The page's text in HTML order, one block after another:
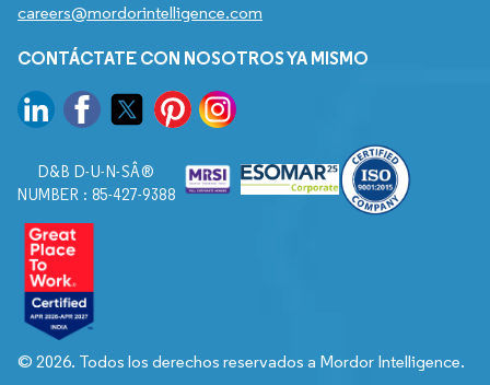
careers@mordorintelligence.com
CONTÁCTATE CON NOSOTROS YA MISMO
D&B D-U-N-SÂ®
NUMBER : 85-427-9388
© 2026. Todos los derechos reservados a Mordor Intelligence.